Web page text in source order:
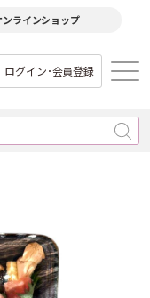
ンラインショップ
ログイン･会員登録